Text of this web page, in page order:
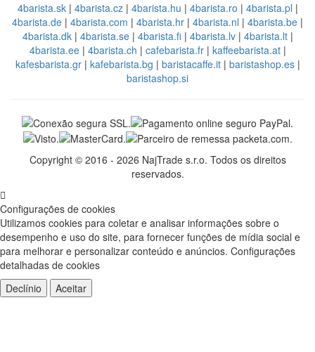
4barista.sk| 4barista.cz| 4barista.hu | 4barista.ro | 4barista.pl |
4barista.de | 4barista.com | 4barista.hr | 4barista.nl | 4barista.be |
4barista.dk| 4barista.se| 4barista.fi| 4barista.lv| 4barista.lt|
4barista.ee| 4barista.ch | cafebarista.fr| kaffeebarista.at|
kafesbarista.gr| kafebarista.bg | baristacaffe.it| baristashop.es|
baristashop.si
Copyright © 2016 - 2026 NajTrade s.r.o. Todos os direitos
reservados.
Configurações de cookies
Utilizamos cookies para coletar e analisar informações sobre o
desempenho e uso do site, para fornecer funções de mídia social e
para melhorar e personalizar conteúdo e anúncios. Configurações
detalhadas de cookies
Declínio
Aceitar